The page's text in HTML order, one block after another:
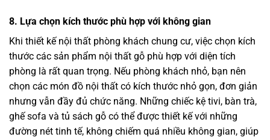
8. Lựa chọn kích thước phù hợp với không gian
Khi thiết kế nội thất phòng khách chung cư, việc chọn kích
thước các sản phẩm nội thất gỗ phù hợp với diện tích
phòng là rất quan trọng. Nếu phòng khách nhỏ, bạn nên
chọn các món đồ nội thất có kích thước nhỏ gọn, đơn giản
nhưng vẫn đầy đủ chức năng. Những chiếc kệ tivi, bàn trà,
ghế sofa và tủ sách gỗ có thể được thiết kế với những
đường nét tinh tế, không chiếm quá nhiều không gian, giúp